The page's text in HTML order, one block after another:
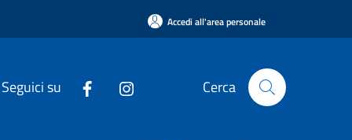
Accedi all'area personale
Seguici su Cerca